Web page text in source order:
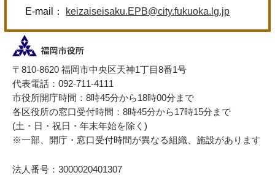
E-mail：
keizaiseisaku.EPB@city.fukuoka.lg.jp
〒810-8620 福岡市中央区天神1丁目8番1号
代表電話：092-711-4111
市役所開庁時間：8時45分から18時00分まで
各区役所の窓口受付時間：8時45分から17時15分まで
(土・日・祝日・年末年始を除く)
※一部、開庁・窓口受付時間が異なる組織、施設があります
法人番号：3000020401307